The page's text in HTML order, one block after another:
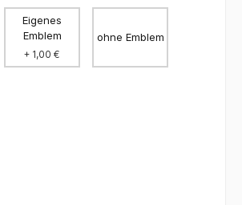
Eigenes
Emblem
+ 1,00 €
ohne Emblem